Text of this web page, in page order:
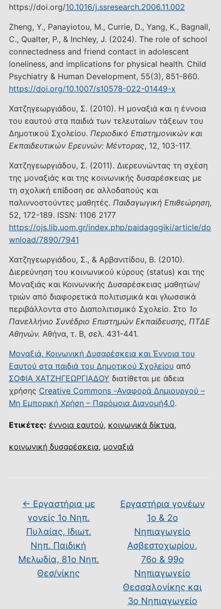
https://doi.org/10.1016/j.ssresearch.2006.11.002
Zheng, Y., Panayiotou, M., Currie, D., Yang, K., Bagnall,
C., Qualter, P., & Inchley, J. (2024). The role of school
connectedness and friend contact in adolescent
loneliness, and implications for physical health. Child
Psychiatry & Human Development, 55(3), 851-860.
https://doi.org/10.1007/s10578-022-01449-x
Χατζηγεωργιάδου, Σ. (2010). Η μοναξιά και η έννοια
του εαυτού στα παιδιά των τελευταίων τάξεων του
Δημοτικού Σχολείου. Περιοδικό Επιστημονικών και
Εκπαιδευτικών Ερευνών: Μέντορας, 12, 103-117.
Χατζηγεωργιάδου, Σ. (2011). Διερευνώντας τη σχέση
της μοναξιάς και της κοινωνικής δυσαρέσκειας με
τη σχολική επίδοση σε αλλοδαπούς και
παλιννοστούντες μαθητές. Παιδαγωγική Επιθεώρηση,
52, 172-189. ISSN: 1106 2177
https://ojs.lib.uom.gr/index.php/paidagogiki/article/do
wnload/7890/7941
Χατζηγεωργιάδου, Σ., & Αρβανιτίδου, Β. (2010).
Διερεύνηση του κοινωνικού κύρους (status) και της
Μοναξιάς και Κοινωνικής Δυσαρέσκειας μαθητών/
τριών από διαφορετικά πολιτισμικά και γλωσσικά
περιβάλλοντα στο Διαπολιτισμικό Σχολείο. Στο 1ο
Πανελλήνιο Συνέδριο Επιστημών Εκπαίδευσης, ΠΤΔΕ
Αθηνών. Αθήνα, τ. Β, σελ. 431-441.
Μοναξιά, Κοινωνική Δυσαρέσκεια και Έννοια του
Εαυτού στα παιδιά του Δημοτικού Σχολείου από
ΣΟΦΙΑ ΧΑΤΖΗΓΕΩΡΓΙΑΔΟΥ διατίθεται με άδεια
χρήσης Creative Commons -Αναφορά Δημιουργού –
Μη Εμπορική Χρήση – Παρόμοια Διανομή4.0.
Ετικέτες: έννοια εαυτού, κοινωνικά δίκτυα,
κοινωνική δυσαρέσκεια, μοναξιά
← Εργαστήρια με
γονείς 1ο Νηπ.
Πυλαίας, Ιδιωτ.
Νηπ. Παιδική
Μελωδία, 81ο Νηπ.
Θεσ/νίκης
Εργαστήρια γονέων
1ο & 2ο
Νηπιαγωγείο
Ασβεστοχωρίου,
76ο & 99ο
Νηπιαγωγείο
Θεσσαλονίκης και
3ο Νηπιαγωγείο